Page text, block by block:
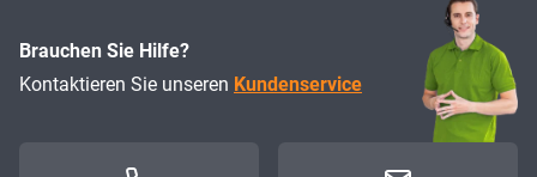
Brauchen Sie Hilfe?
Kontaktieren Sie unseren Kundenservice